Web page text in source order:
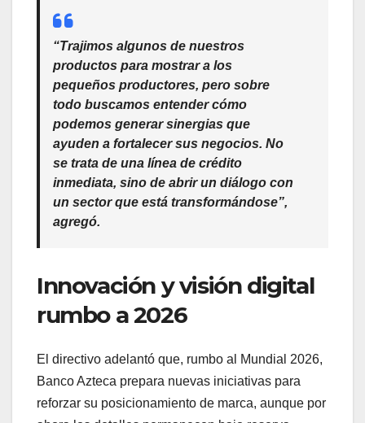
“Trajimos algunos de nuestros
productos para mostrar a los
pequeños productores, pero sobre
todo buscamos entender cómo
podemos generar sinergias que
ayuden a fortalecer sus negocios. No
se trata de una línea de crédito
inmediata, sino de abrir un diálogo con
un sector que está transformándose”,
agregó.
Innovación y visión digital
rumbo a 2026
El directivo adelantó que, rumbo al Mundial 2026,
Banco Azteca prepara nuevas iniciativas para
reforzar su posicionamiento de marca, aunque por